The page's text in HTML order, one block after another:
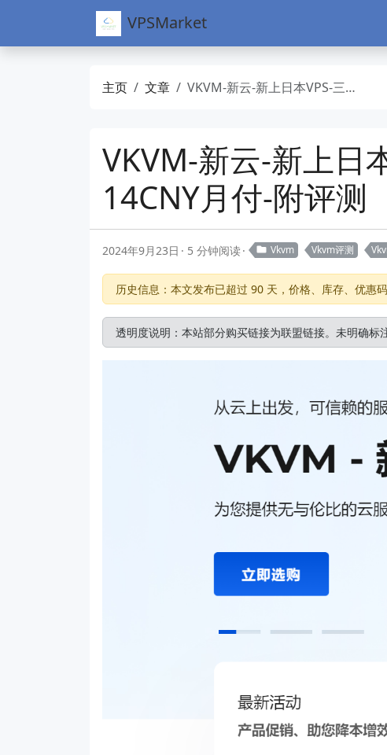
VPSMarket
主页 文章 VKVM-新云-新上日本VPS-三网优化线路-限时优惠-低至14CNY月付-附评测
VKVM-新云-新上日
14CNY月付-附评测
2024年9月23日 5 分钟阅读 Vkvm Vkvm评测
历史信息：本文发布已超过 90 天，价格、库存、优惠
透明度说明：本站部分购买链接为联盟链接。未明确标